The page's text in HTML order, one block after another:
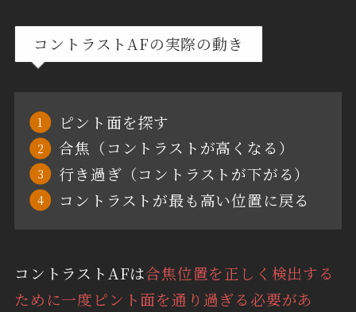
コントラストAFの実際の動き
ピント面を探す
合焦（コントラストが高くなる）
行き過ぎ（コントラストが下がる）
コントラストが最も高い位置に戻る
コントラストAFは合焦位置を正しく検出する
ために一度ピント面を通り過ぎる必要があ